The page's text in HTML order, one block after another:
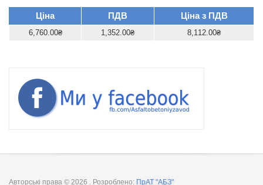
Ціна ПДВ Ціна з ПДВ
6,760.00₴ 1,352.00₴ 8,112.00₴
Авторські права © 2026 . Розроблено: ПрАТ "АБЗ"